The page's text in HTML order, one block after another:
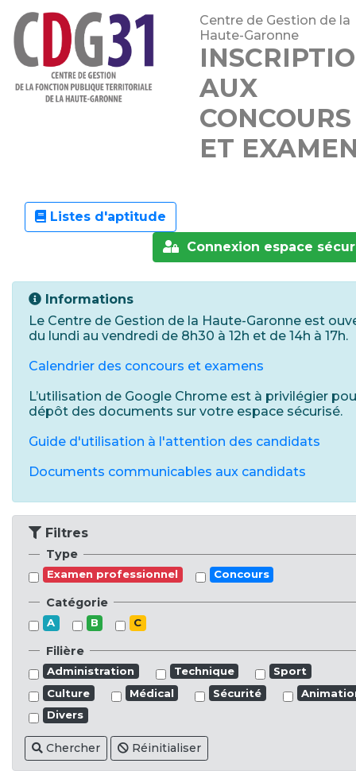
Centre de Gestion de la
Haute-Garonne
AUX
CONCOURS
ET
Listes d'aptitude
Connexion espace
Informations
Le Centre de Gestion de la Haute-Garonne est
du lundi au vendredi de 8h30 à 12h et de 14h à 17h.
Calendrier des concours et examens
L’utilisation de Google Chrome est à privilégier
dépôt des documents sur votre espace sécurisé.
Guide d'utilisation à l'attention des candidats
Documents communicables aux candidats
Filtres
Type
Examen professionnel Concours
Catégorie
A B C
Filière
Administration Technique
Sport
Culture
Médical Sécurité
Divers
Chercher Réinitialiser